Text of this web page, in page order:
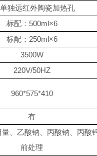
独远红外陶瓷加热孔
标配： 500ml×6
标配： 250ml×6
3500W
220V/50HZ
960*575*410
有
、乙酸钠、丙酸钠、丙酸
前处理